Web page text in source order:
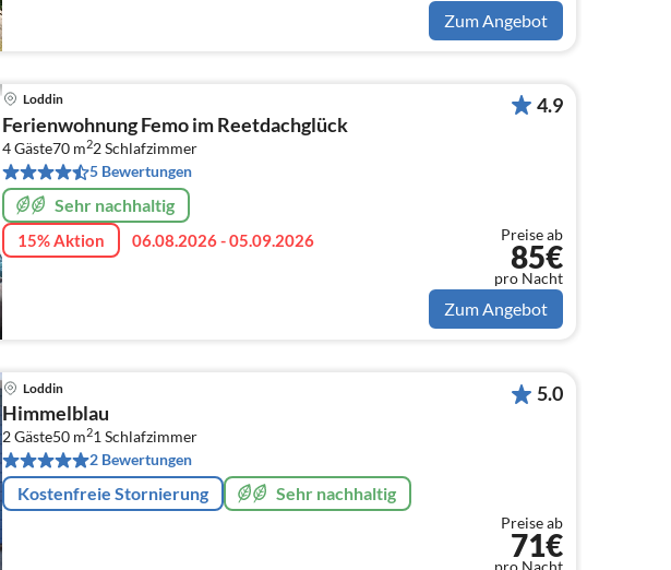
Zum Angebot
Loddin
Ferienwohnung Femo im Reetdachglück
4 Gäste70 m22Schlafzimmer
5 Bewertungen
Sehr nachhaltig
15% Aktion 06.08.2026 - 05.09.2026
4.9
Preise ab
85€
pro Nacht
Zum Angebot
Loddin
Himmelblau
2 Gäste50 m21 Schlafzimmer
2 Bewertungen
Kostenfreie Stornierung Sehr nachhaltig
5.0
Preise ab
71€